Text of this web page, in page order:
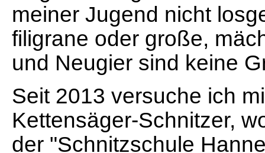
meiner Jugend nicht
filigrane oder große,
und Neugier sind keine
Seit 2013 versuche ich
Kettensäger-Schnitzer,
der "Schnitzschule